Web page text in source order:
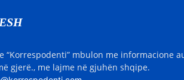
“Korrespodenti” mbulon me informacione
gjerë., me lajme në gjuhën shqipe.